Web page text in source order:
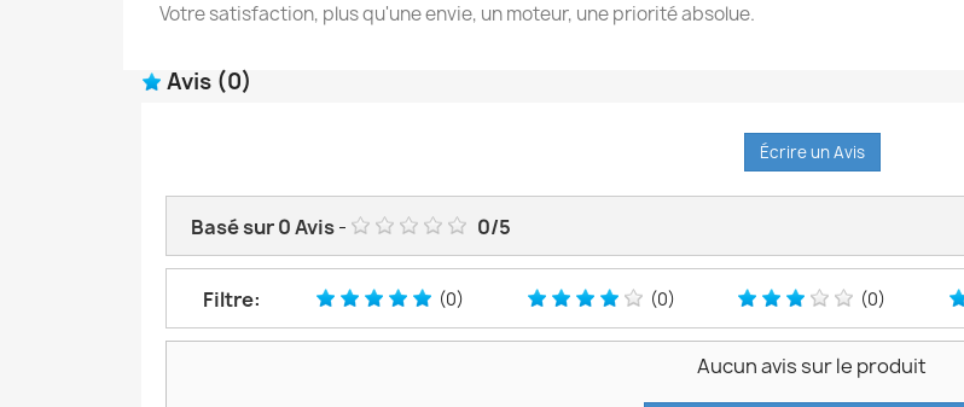
Votre satisfaction, plus qu'une envie, un moteur, une priorité absolue.
Avis (0)
Écrire un Avis
Basé sur0Avis- 0/5
Filtre: (0) (0) (0)
Aucun avis sur le produit